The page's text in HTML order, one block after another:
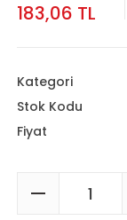
183,06 TL
Kategori
Stok Kodu
Fiyat